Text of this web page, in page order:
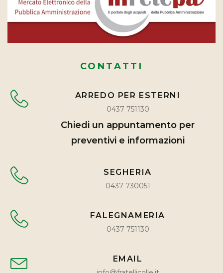
CONTATTI
ARREDO PER ESTERNI
0437 751130
Chiedi un appuntamento per
preventivi e informazioni
SEGHERIA
0437 730051
FALEGNAMERIA
0437 751130
EMAIL